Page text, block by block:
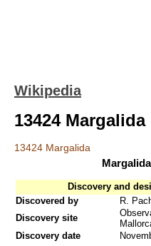
Wikipedia
13424 Margalida
13424 Margalida
Margalida
Discovery and
Discovered by
R.
Discovery site
Discovery date